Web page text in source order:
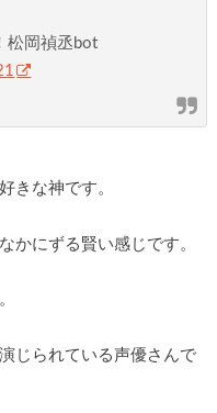
松岡禎丞bot
きな神です。
かにずる賢い感じです。
じられている声優さんで